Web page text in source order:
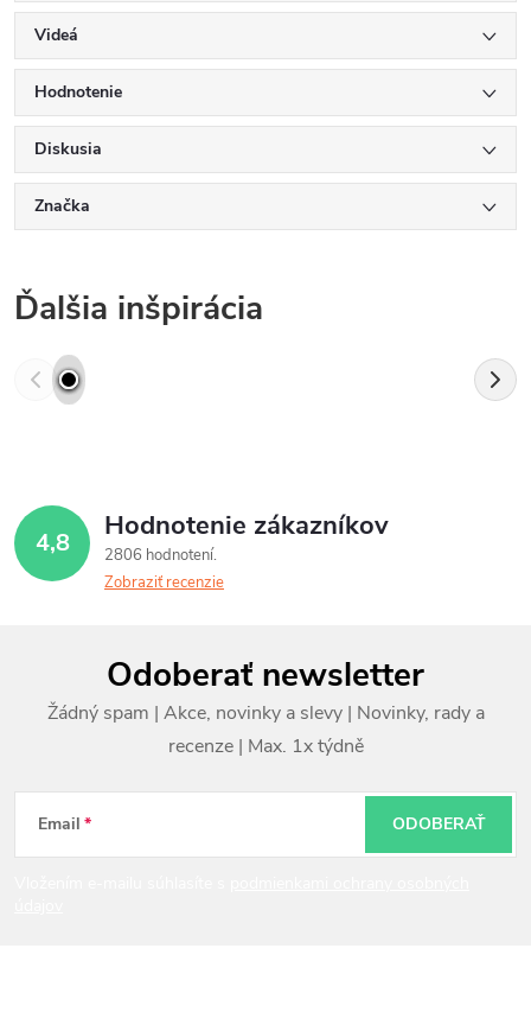
Videá
Hodnotenie
Diskusia
Značka
Ďalšia inšpirácia
4,8 Hodnotenie zákazníkov
2806 hodnotení
Zobraziť recenzie
ä
Odoberať newsletter
Email ODOBERAŤ